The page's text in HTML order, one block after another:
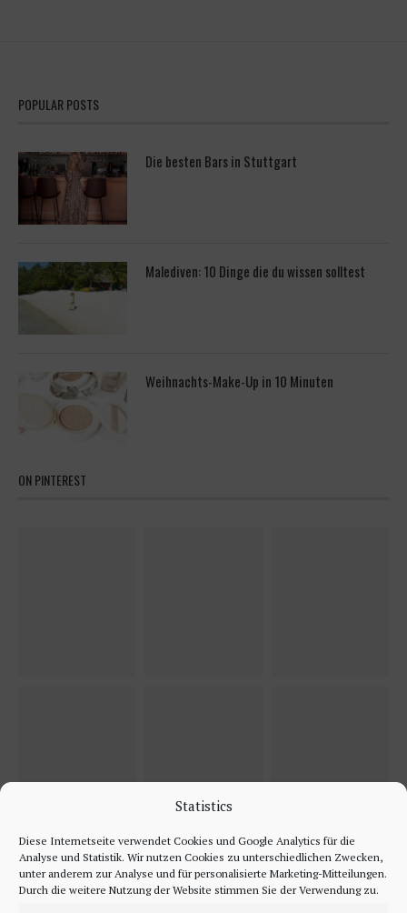
Statistics
Diese Internetseite verwendet Cookies und Google Analytics für die
Analyse und Statistik. Wir nutzen Cookies zu unterschiedlichen Zwecken,
unter anderem zur Analyse und für personalisierte Marketing-Mitteilungen.
Durch die weitere Nutzung der Website stimmen Sie der Verwendung zu.
POPULAR POSTS
Die besten Bars in Stuttgart
Malediven: 10 Dinge die du wissen solltest
Weihnachts-Make-Up in 10 Minuten
ON PINTEREST